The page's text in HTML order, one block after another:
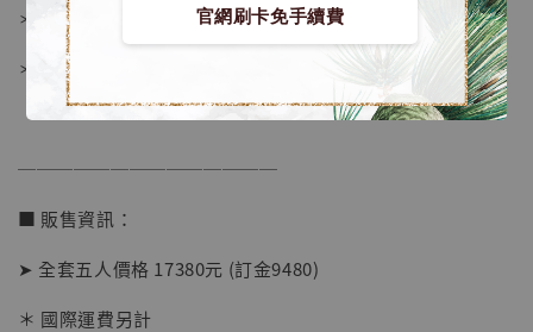
官網刷卡免手續費
【店內現貨】海賊王 系列蒐藏雕像 布魯克達
NT$ 1,870
＊底座統一規格 12x11.9x2.8 cm
＊人物比例為 1/6
──────────────
■ 販售資訊：
➤ 全套五人價格 17380元 (訂金9480)
＊ 國際運費另計